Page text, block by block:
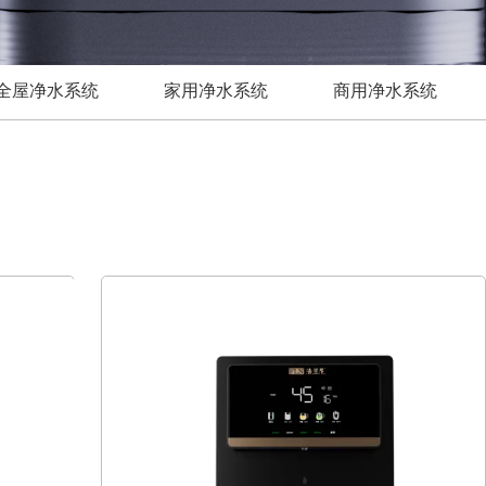
屋净水系统 家用净水系统 商用净水系统